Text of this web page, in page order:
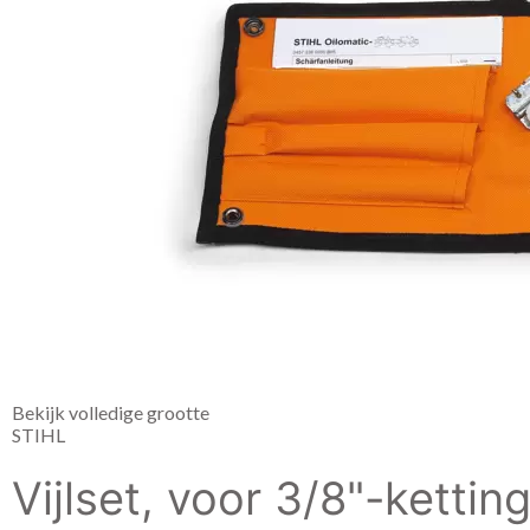
Bekijk volledige grootte
STIHL
Vijlset, voor 3/8"-ketting